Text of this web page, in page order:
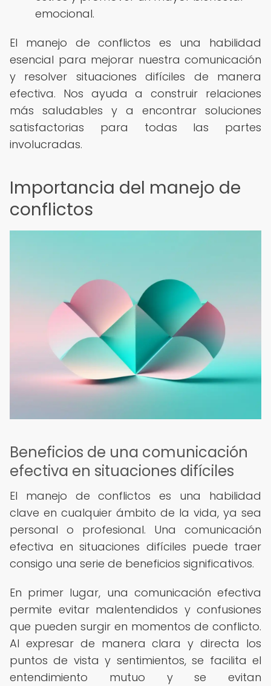
emocional.
El manejo de conflictos es una habilidad
esencial para mejorar nuestra comunicación
y resolver situaciones difíciles de manera
efectiva. Nos ayuda a construir relaciones
más saludables y a encontrar soluciones
satisfactorias para todas las partes
involucradas.
Importancia del manejo de
conflictos
Beneficios de una comunicación
efectiva en situaciones difíciles
El manejo de conflictos es una habilidad
clave en cualquier ámbito de la vida, ya sea
personal o profesional. Una comunicación
efectiva en situaciones difíciles puede traer
consigo una serie de beneficios significativos.
En primer lugar, una comunicación efectiva
permite evitar malentendidos y confusiones
que pueden surgir en momentos de conflicto.
Al expresar de manera clara y directa los
puntos de vista y sentimientos, se facilita el
entendimiento mutuo y se evitan